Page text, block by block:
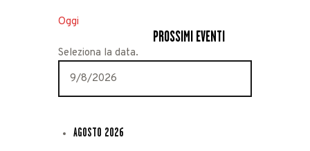
Oggi
PROSSIMI EVENTI
Seleziona la data.
AGOSTO 2026